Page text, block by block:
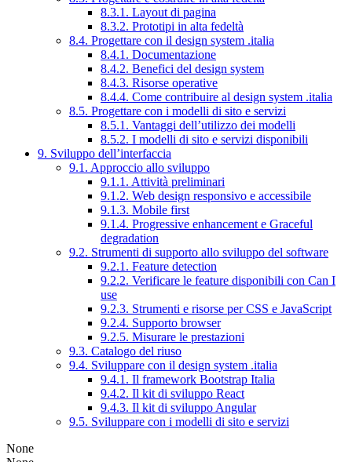
8.3.1. Layout di pagina
8.3.2. Prototipi in alta fedeltà
8.4. Progettare con il design system .italia
8.4.1. Documentazione
8.4.2. Benefici del design system
8.4.3. Risorse operative
8.4.4. Come contribuire al design system .italia
8.5. Progettare con i modelli di sito e servizi
8.5.1. Vantaggi dell’utilizzo dei modelli
8.5.2. I modelli di sito e servizi disponibili
9. Sviluppo dell’interfaccia
9.1. Approccio allo sviluppo
9.1.1. Attività preliminari
9.1.2. Web design responsivo e accessibile
9.1.3. Mobile first
9.1.4. Progressive enhancement e Graceful
degradation
9.2. Strumenti di supporto allo sviluppo del software
9.2.1. Feature detection
9.2.2. Verificare le feature disponibili con Can I
use
9.2.3. Strumenti e risorse per CSS e JavaScript
9.2.4. Supporto browser
9.2.5. Misurare le prestazioni
9.3. Catalogo del riuso
9.4. Sviluppare con il design system .italia
9.4.1. Il framework Bootstrap Italia
9.4.2. Il kit di sviluppo React
9.4.3. Il kit di sviluppo Angular
9.5. Sviluppare con i modelli di sito e servizi
None